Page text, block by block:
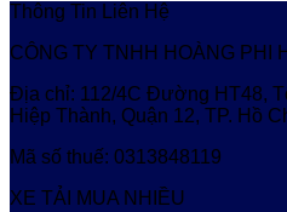
Thông Tin Liên Hệ
CÔNG TY TNHH HOÀNG PHI
Địa chỉ: 112/4C Đường HT48,
Hiệp Thành, Quận 12, TP. Hồ
Mã số thuế: 0313848119
XE TẢI MUA NHIỀU